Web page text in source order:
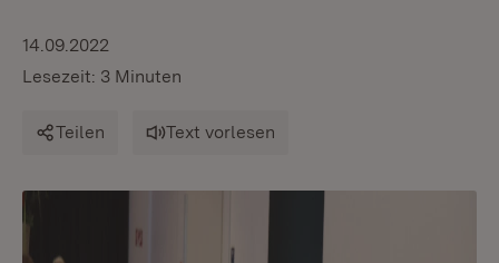
14.09.2022
Lesezeit: 3 Minuten
Teilen Text vorlesen